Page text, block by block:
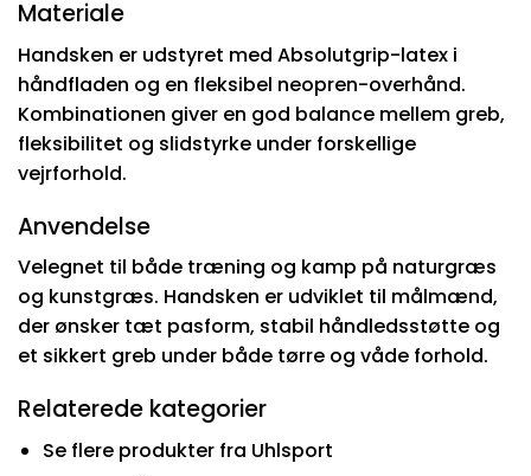
Materiale
Handsken er udstyret med Absolutgrip-latex i
håndfladen og en fleksibel neopren-overhånd.
Kombinationen giver en god balance mellem greb,
fleksibilitet og slidstyrke under forskellige
vejrforhold.
Anvendelse
Velegnet til både træning og kamp på naturgræs
og kunstgræs. Handsken er udviklet til målmænd,
der ønsker tæt pasform, stabil håndledsstøtte og
et sikkert greb under både tørre og våde forhold.
Relaterede kategorier
Se flere produkter fra Uhlsport